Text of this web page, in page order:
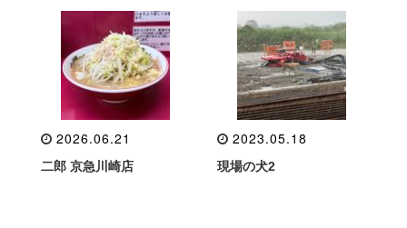
2026.06.21
二郎 京急川崎店
2023.05.18
現場の犬2